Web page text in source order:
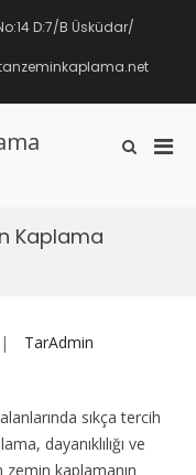
D:7/B Üsküdar/
Arama
Kaplama
TarAdmin
sıkça tercih
dayanıklılığı ve
kaplamanın